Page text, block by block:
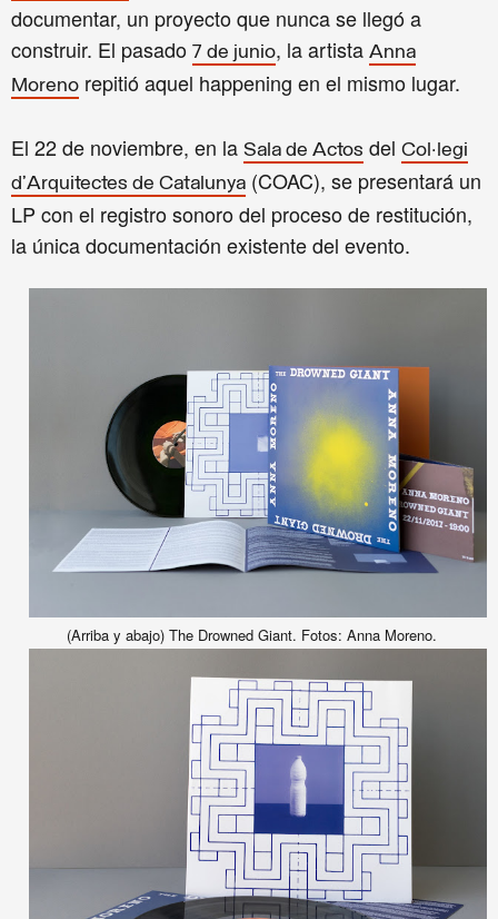
documentar, un proyecto que nunca se llegó a
construir. El pasado 7 de junio, la artista Anna
Moreno repitió aquel happening en el mismo lugar.
El 22 de noviembre, en la Sala de Actos del Col·legi
d’Arquitectes de Catalunya (COAC), se presentará un
LP con el registro sonoro del proceso de restitución,
la única documentación existente del evento.
(Arriba y abajo) The Drowned Giant. Fotos: Anna Moreno.